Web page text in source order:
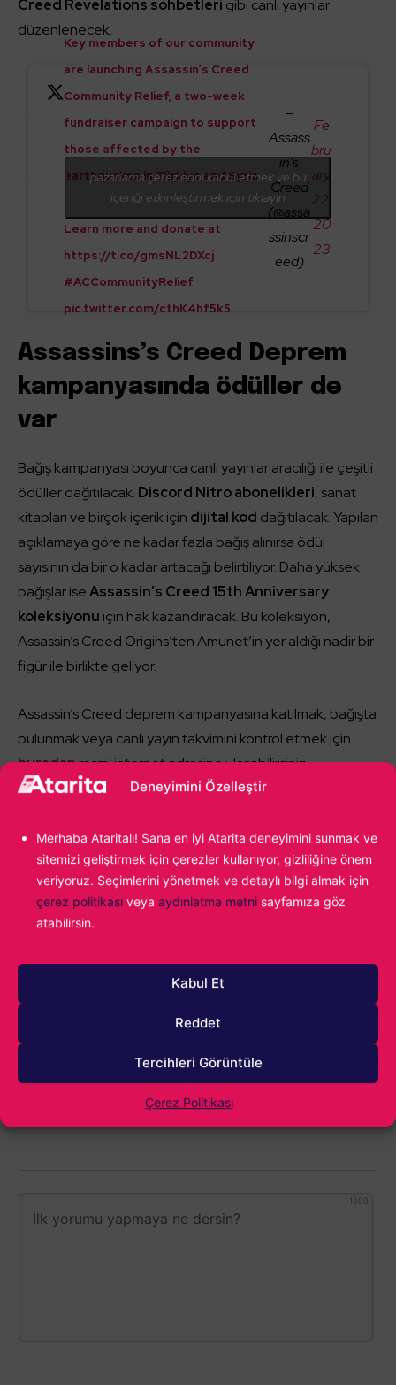
Deneyimini Özelleştir
Merhaba Ataritalı! Sana en iyi Atarita deneyimini sunmak ve
sitemizi geliştirmek için çerezler kullanıyor, gizliliğine önem
veriyoruz. Seçimlerini yönetmek ve detaylı bilgi almak için
çerez politikası veya aydınlatma metni sayfamıza göz
atabilirsin.
Kabul Et
Reddet
Tercihleri Görüntüle
Çerez Politikası
Creed Revelations sohbetleri gibi canlı yayınlar
düzenlenecek.
Key members of our community
are launching Assassin’s Creed
Community Relief, a two-week
fundraiser campaign to support
those affected by the
earthquakes in Türkiye and Syria.
Learn more and donate at
https://t.co/gmsNL2DXcj
#ACCommunityRelief
pic.twitter.com/cthK4hf5k5
—
Assass
in's
Creed
(@assa
ssinscr
eed)
Fe
bru
ary
22,
20
23
pazarlama çerezlerini kabul etmek ve bu
içeriği etkinleştirmek için tıklayın
Assassins’s Creed Deprem
kampanyasında ödüller de
var
Bağış kampanyası boyunca canlı yayınlar aracılığı ile çeşitli
ödüller dağıtılacak. Discord Nitro abonelikleri, sanat
kitapları ve birçok içerik için dijital kod dağıtılacak. Yapılan
açıklamaya göre ne kadar fazla bağış alınırsa ödül
sayısının da bir o kadar artacağı belirtiliyor. Daha yüksek
bağışlar iseAssassin’s Creed 15th Anniversary
koleksiyonu için hak kazandıracak. Bu koleksiyon,
Assassin’s Creed Origins’ten Amunet’in yer aldığı nadir bir
figür ile birlikte geliyor.
Assassin’s Creed deprem kampanyasına katılmak, bağışta
bulunmak veya canlı yayın takvimini kontrol etmek için
buradanresmi internet adresine ulaşabilirsiniz.
Atakan Gümrükçüoğlu
Force ile başlayan maceram günümüz
1000